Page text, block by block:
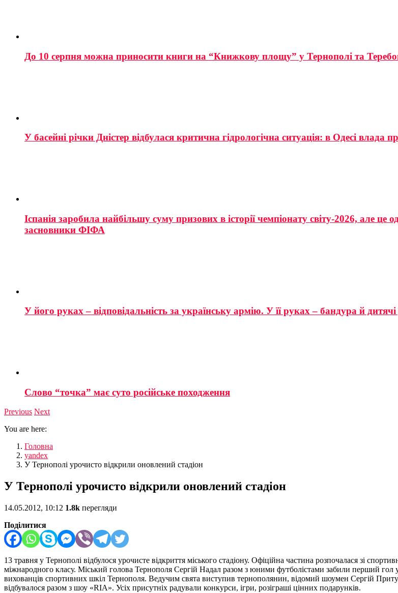
До 10 серпня можна приносити книги на “Книжкову площу” у Тернополі та
У басейні річки Дністер відбулася критична гідрологічна ситуація: в Одесі влада
Іспанія заробила найбільшу суму призових в історії чемпіонату світу-2026, але
засновники ФІФА
У його руках – відповідальність за українську армію. У її руках – бандура й дитячі
Слово “точка” має суто російське походження
Previous Next
You are here:
Головна
yandex
У Тернополі урочисто відкрили оновлений стадіон
У Тернополі урочисто відкрили оновлений стадіон
14.05.2012, 10:12 1.8k перегляди
Поділитися
13 травня у Тернополі відбулося урочисте відкриття міського стадіону. Офіційна частина розпочалася зі
міжнародного класу. Міський голова Тернополя Сергій Надал разом з юними футболістами забили перший гол
вихованців спортивних шкіл Тернополя. Ведучим свята виступив тернополянин, відомий шоумен Сергій
відбувалося разом з шоу «RIA». Усіх присутніх радували конкурси, ігри, розіграші цінних подарунків.